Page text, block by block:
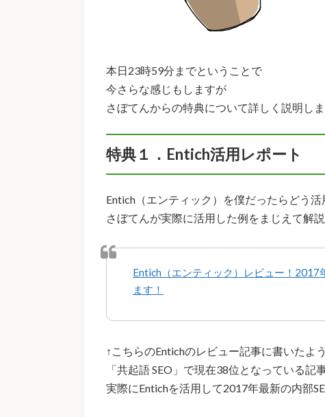
本日23時59分までということで
今さらな感じもしますが
さぼてんからの特典について詳しく説明し
特典１．Entich活用レポート
Entich（エンティック）を僕だったらどう活
さぼてんが実際に活用した例をまじえて解説
Entich（エンティック）レビュー！2017
ます！
↑こちらのEntichのレビュー記事に書いたよ
「共起語 SEO」で現在38位となっている記
実際にEntichを活用して2017年最新の内部